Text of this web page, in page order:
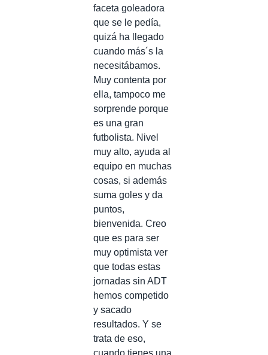
faceta goleadora
que se le pedía,
quizá ha llegado
cuando más´s la
necesitábamos.
Muy contenta por
ella, tampoco me
sorprende porque
es una gran
futbolista. Nivel
muy alto, ayuda al
equipo en muchas
cosas, si además
suma goles y da
puntos,
bienvenida. Creo
que es para ser
muy optimista ver
que todas estas
jornadas sin ADT
hemos competido
y sacado
resultados. Y se
trata de eso,